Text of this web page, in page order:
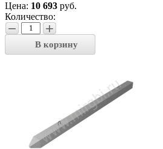
Цена: 10 693 руб.
Количество:
− +
В корзину